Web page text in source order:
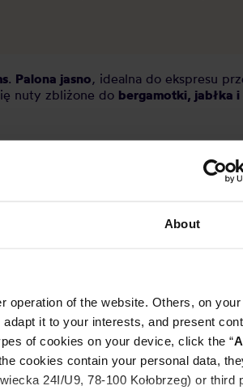
About
operation of the website. Others, on your
it to your interests, and present
of cookies on your device, click the “
cookies contain your personal data,
24I/U9, 78-100 Kołobrzeg) or third
. Palona jasno, idealna do ekspresu
nuty zbliżone do bergamotki, jabłka